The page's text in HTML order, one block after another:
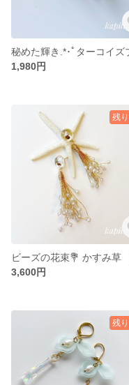
1,980円
残
3,600円
残